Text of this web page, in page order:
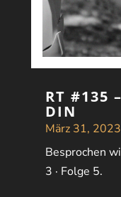
RT #135
DIN
März 31, 2023
Besprochen
3 · Folge 5.